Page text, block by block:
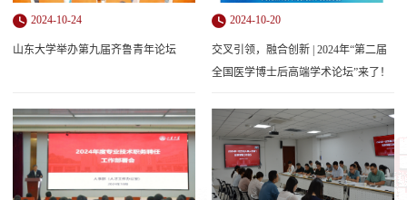
2024-10-24
山东大学举办第九届齐鲁青年论坛
2024-10-20
交叉引领，融合创新 | 2024年“第二届
全国医学博士后高端学术论坛”来了！